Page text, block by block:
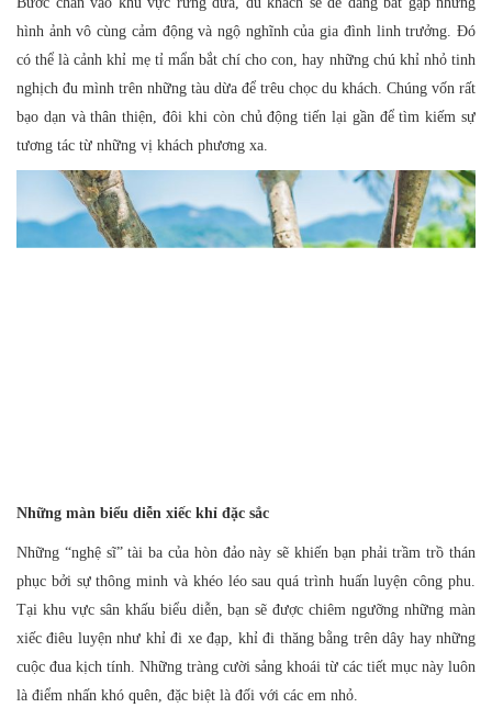
hình ảnh vô cùng cảm động và ngộ nghĩnh của gia đình linh trưởng. Đó
có thể là cảnh khỉ mẹ tỉ mẩn bắt chí cho con, hay những chú khỉ nhỏ tinh
nghịch đu mình trên những tàu dừa để trêu chọc du khách. Chúng vốn rất
bạo dạn và thân thiện, đôi khi còn chủ động tiến lại gần để tìm kiếm sự
tương tác từ những vị khách phương xa.
Những màn biểu diễn xiếc khỉ đặc sắc
Những “nghệ sĩ” tài ba của hòn đảo này sẽ khiến bạn phải trầm trồ thán
phục bởi sự thông minh và khéo léo sau quá trình huấn luyện công phu.
Tại khu vực sân khấu biểu diễn, bạn sẽ được chiêm ngưỡng những màn
xiếc điêu luyện như khỉ đi xe đạp, khỉ đi thăng bằng trên dây hay những
cuộc đua kịch tính. Những tràng cười sảng khoái từ các tiết mục này luôn
là điểm nhấn khó quên, đặc biệt là đối với các em nhỏ.